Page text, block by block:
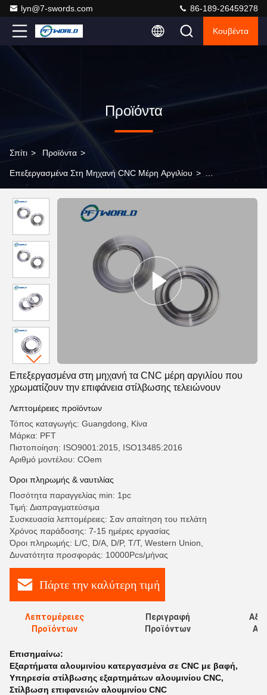
lyn@7-swords.com 86-189-26459278
Κουβέντα
Προϊόντα
Σπίτι > Προϊόντα >
Επεξεργασμένα Στη Μηχανή CNC Μέρη Αργιλίου >
χρωματίζουν την επιφάνεια στίλβωσης τελειώνουν
Επεξεργασμένα στη μηχανή τα CNC μέρη αργιλίου που
χρωματίζουν την επιφάνεια στίλβωσης τελειώνουν
Λεπτομέρειες προϊόντων
Τόπος καταγωγής: Guangdong, Κίνα
Μάρκα: PFT
Πιστοποίηση: ISO9001:2015, ISO13485:2016
Αριθμό μοντέλου: COem
Όροι πληρωμής & ναυτιλίας
Ποσότητα παραγγελίας min: 1pc
Τιμή: Διαπραγματεύσιμα
Συσκευασία λεπτομέρειες: Σαν απαίτηση του πελάτη
Χρόνος παράδοσης: 7-15 ημέρες εργασίας
Όροι πληρωμής: L/C, D/A, D/P, T/T, Western Union,
Δυνατότητα προσφοράς: 10000Pcs/μήνας
Πάρτε την καλύτερη τιμή
Λεπτομέρειες
Προϊόντων
Περιγραφή
Προϊόντων
Επισημαίνω:
Εξαρτήματα αλουμινίου κατεργασμένα σε CNC με βαφή,
Υπηρεσία στίλβωσης εξαρτημάτων αλουμινίου CNC,
Στίλβωση επιφανειών αλουμινίου CNC